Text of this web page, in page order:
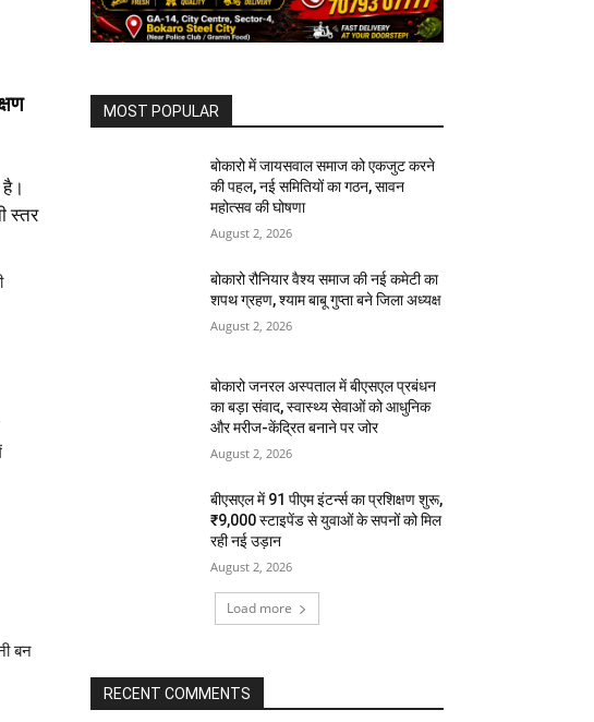
स्तर
बन
MOST POPULAR
बोकारो में जायसवाल समाज को एकजुट करने
की पहल, नई समितियों का गठन, सावन
महोत्सव की घोषणा
August 2, 2026
बोकारो रौनियार वैश्य समाज की नई कमेटी का
शपथ ग्रहण, श्याम बाबू गुप्ता बने जिला अध्यक्ष
August 2, 2026
बोकारो जनरल अस्पताल में बीएसएल प्रबंधन
का बड़ा संवाद, स्वास्थ्य सेवाओं को आधुनिक
और मरीज-केंद्रित बनाने पर जोर
August 2, 2026
बीएसएल में 91 पीएम इंटर्न्स का प्रशिक्षण शुरू,
₹9,000 स्टाइपेंड से युवाओं के सपनों को मिल
रही नई उड़ान
August 2, 2026
Load more
RECENT COMMENTS